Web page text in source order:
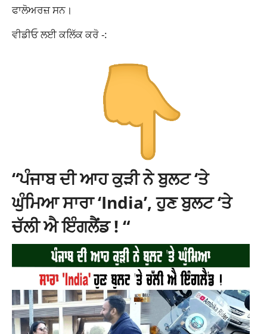
ਫਾਲੋਅਰਜ਼ ਸਨ।
ਵੀਡੀਓ ਲਈ ਕਲਿੱਕ ਕਰੋ -:
“ਪੰਜਾਬ ਦੀ ਆਹ ਕੁੜੀ ਨੇ ਬੁਲਟ ‘ਤੇ
ਘੁੰਮਿਆ ਸਾਰਾ ‘India’, ਹੁਣ ਬੁਲਟ ‘ਤੇ
ਚੱਲੀ ਐ ਇੰਗਲੈਂਡ ! “